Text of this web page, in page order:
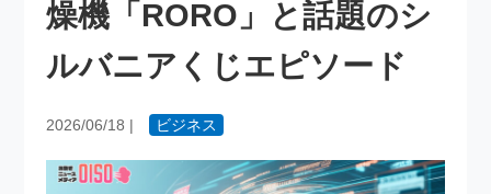
燥機「RORO」と話題のシ
ルバニアくじエピソード
2026/06/18 | ビジネス